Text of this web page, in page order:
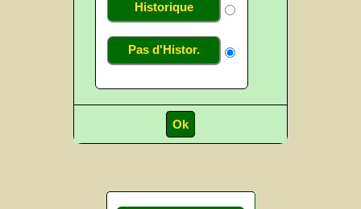
Historique
Pas d'Histor.